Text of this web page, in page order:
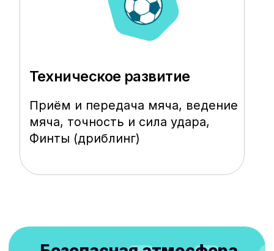
Оставить заявку
политикой
profiballcamp@gmail.com